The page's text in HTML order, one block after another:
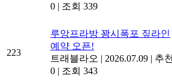
0 | 조회 339
223
루앙프라방 꽝시폭포 짚라인
예약 오픈!
트래블라오 | 2026.07.09 | 추천
0 | 조회 343